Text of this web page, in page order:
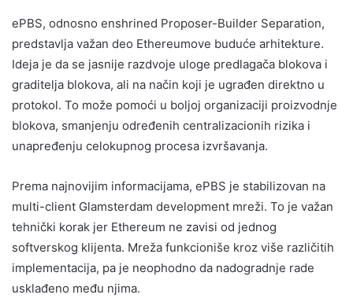
ePBS, odnosno enshrined Proposer-Builder Separation,
predstavlja važan deo Ethereumove buduće arhitekture.
Ideja je da se jasnije razdvoje uloge predlagača blokova i
graditelja blokova, ali na način koji je ugrađen direktno u
protokol. To može pomoći u boljoj organizaciji proizvodnje
blokova, smanjenju određenih centralizacionih rizika i
unapređenju celokupnog procesa izvršavanja.
Prema najnovijim informacijama, ePBS je stabilizovan na
multi-client Glamsterdam development mreži. To je važan
tehnički korak jer Ethereum ne zavisi od jednog
softverskog klijenta. Mreža funkcioniše kroz više različitih
implementacija, pa je neophodno da nadogradnje rade
usklađeno među njima.